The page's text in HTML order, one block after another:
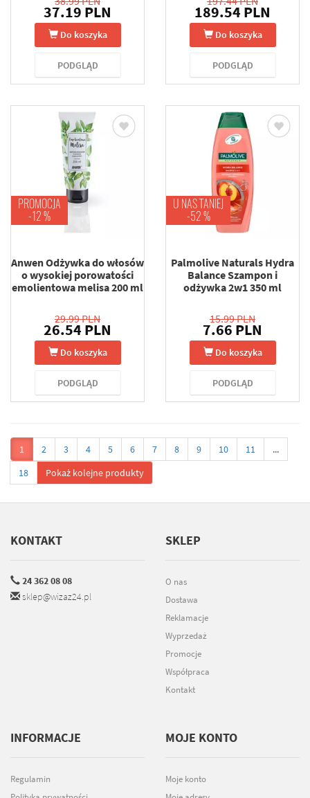
37.19 PLN
Do koszyka
PODGLĄD
ml
189.54 PLN
Do koszyka
PODGLĄD
PROMOCJA
-12 %
Anwen Odżywka do włosów
o wysokiej porowatości
emolientowa melisa 200 ml
29.99 PLN
26.54 PLN
Do koszyka
PODGLĄD
U NAS TANIEJ
-52 %
Palmolive Naturals Hydra
Balance Szampon i
odżywka 2w1 350 ml
15.99 PLN
7.66 PLN
Do koszyka
PODGLĄD
1 2 3 4 5 6 7 8 9 10 11
...
18
Pokaż kolejne produkty
KONTAKT
24 362 08 08
sklep@wizaz24.pl
SKLEP
O nas
Dostawa
Reklamacje
Wyprzedaż
Promocje
Współpraca
Kontakt
INFORMACJE
Regulamin
MOJE KONTO
Moje konto